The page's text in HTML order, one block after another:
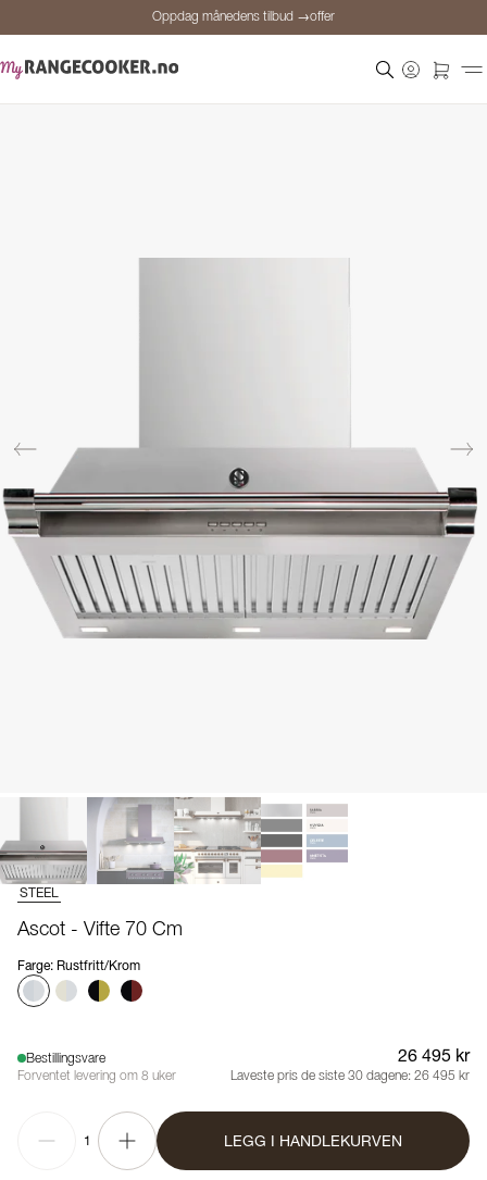
Oppdag månedens tilbud →offer
STEEL
Ascot - Vifte 70 Cm
Farge: Rustfritt/Krom
Bestillingsvare
Forventet levering om 8 uker
26 495 kr
Laveste pris de siste 30 dagene: 26 495 kr
1 LEGG I HANDLEKURVEN